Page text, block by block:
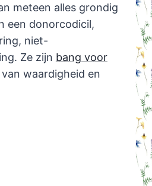
meteen alles grondig
een donorcodicil,
niet-
Ze zijn bang voor
waardigheid en